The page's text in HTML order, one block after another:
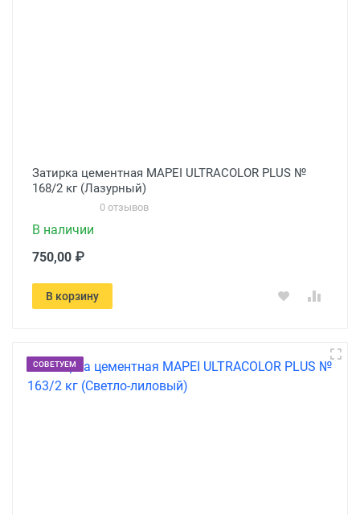
Затирка цементная MAPEI ULTRACOLOR PLUS №
168/2 кг (Лазурный)
0 отзывов
В наличии
750,00 ₽
В корзину
СОВЕТУЕМ